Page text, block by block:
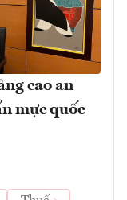
cao an
mực quốc